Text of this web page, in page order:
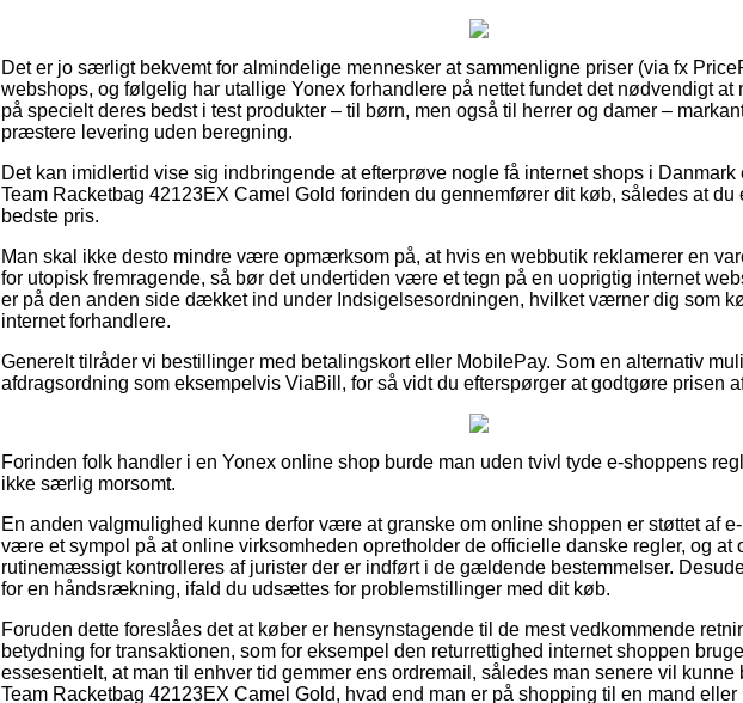
Det er jo særligt bekvemt for almindelige mennesker at sammenligne priser (via fx
webshops, og følgelig har utallige Yonex forhandlere på nettet fundet det nødvendigt at
på specielt deres bedst i test produkter – til børn, men også til herrer og damer –
præstere levering uden beregning.
Det kan imidlertid vise sig indbringende at efterprøve nogle få internet shops i Danmark
Team Racketbag 42123EX Camel Gold forinden du gennemfører dit køb, således at du
bedste pris.
Man skal ikke desto mindre være opmærksom på, at hvis en webbutik reklamerer en
for utopisk fremragende, så bør det undertiden være et tegn på en uoprigtig internet
er på den anden side dækket ind under Indsigelsesordningen, hvilket værner dig som
internet forhandlere.
Generelt tilråder vi bestillinger med betalingskort eller MobilePay. Som en alternativ
afdragsordning som eksempelvis ViaBill, for så vidt du efterspørger at godtgøre prisen
Forinden folk handler i en Yonex online shop burde man uden tvivl tyde e-shoppens
ikke særlig morsomt.
En anden valgmulighed kunne derfor være at granske om online shoppen er støttet af
være et sympol på at online virksomheden opretholder de officielle danske regler, og at
rutinemæssigt kontrolleres af jurister der er indført i de gældende bestemmelser.
for en håndsrækning, ifald du udsættes for problemstillinger med dit køb.
Foruden dette foreslåes det at køber er hensynstagende til de mest vedkommende
betydning for transaktionen, som for eksempel den returrettighed internet shoppen
essesentielt, at man til enhver tid gemmer ens ordremail, således man senere vil
Team Racketbag 42123EX Camel Gold, hvad end man er på shopping til en mand eller